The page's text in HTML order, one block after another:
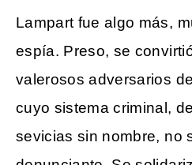
Lampart fue algo más,
espía. Preso, se
valerosos adversarios
cuyo sistema criminal,
sevicias sin nombre, no